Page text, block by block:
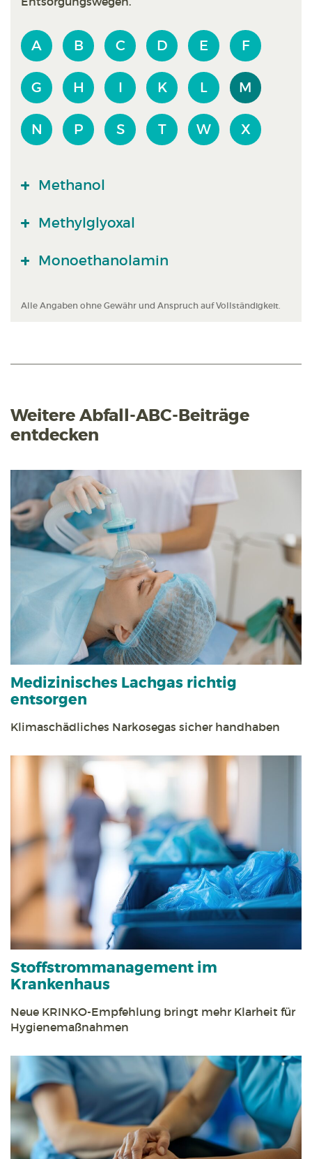
A B C D E F
G H I K L M
N P S T W X
Methanol
Methylglyoxal
Monoethanolamin
Alle Angaben ohne Gewähr und Anspruch auf Vollständigkeit.
Weitere Abfall-ABC-Beiträge
entdecken
Medizinisches Lachgas richtig
entsorgen
Klimaschädliches Narkosegas sicher handhaben
Stoff­strom­management im
Krankenhaus
Neue KRINKO-Empfehlung bringt mehr Klarheit für
Hygienemaßnahmen